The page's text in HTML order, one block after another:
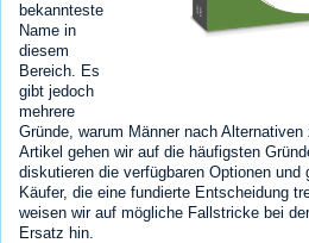
bekannteste
Name in
diesem
Bereich. Es
gibt jedoch
mehrere
Gründe, warum Männer nach
Artikel gehen wir auf die häufigsten
diskutieren die verfügbaren Optionen und
Käufer, die eine fundierte Entscheidung
weisen wir auf mögliche Fallstricke bei
Ersatz hin.